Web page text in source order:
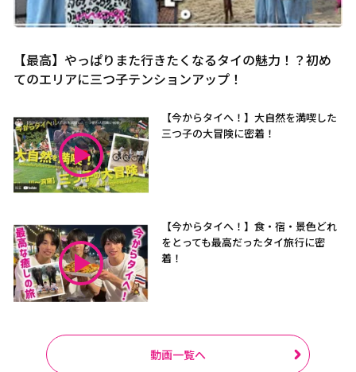
【最高】やっぱりまた行きたくなるタイの魅力！？初め
てのエリアに三つ子テンションアップ！
【今からタイへ！】大自然を満喫した
三つ子の大冒険に密着！
【今からタイへ！】食・宿・景色どれ
をとっても最高だったタイ旅行に密
着！
動画一覧へ